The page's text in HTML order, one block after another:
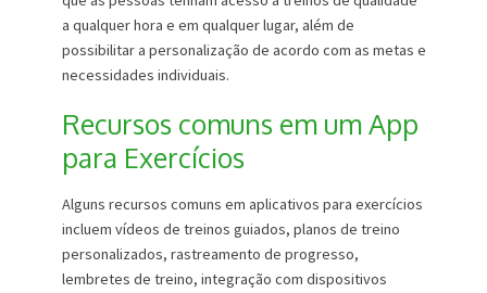
a qualquer hora e em qualquer lugar, além de
possibilitar a personalização de acordo com as metas e
necessidades individuais.
Recursos comuns em um App
para Exercícios
Alguns recursos comuns em aplicativos para exercícios
incluem vídeos de treinos guiados, planos de treino
personalizados, rastreamento de progresso,
lembretes de treino, integração com dispositivos